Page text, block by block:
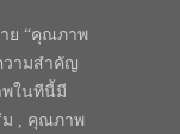
ย “คุณภาพ
วามสำคัญ
ในทีนี้มี
ม , คุณภาพ